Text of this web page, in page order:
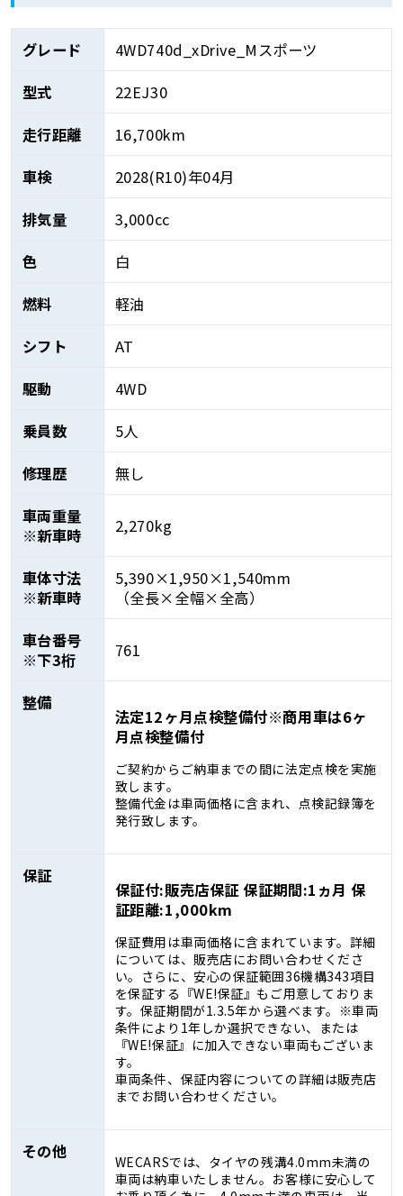
グレード
4WD740d_xDrive_Mスポーツ
型式
22EJ30
走行距離
16,700km
車検
2028(R10)年04月
排気量
3,000cc
色
白
燃料
軽油
シフト
AT
駆動
4WD
乗員数
5人
修理歴
無し
車両重量
※新車時
2,270kg
車体寸法
※新車時
5,390×1,950×1,540mm
（全長×全幅×全高）
車台番号
※下3桁
761
整備
法定12ヶ月点検整備付※商用車は6ヶ
月点検整備付
ご契約からご納車までの間に法定点検を実施
致します。
整備代金は車両価格に含まれ、点検記録簿を
発行致します。
保証
保証付:販売店保証 保証期間:1ヵ月 保
証距離:1,000km
保証費用は車両価格に含まれています。詳細
については、販売店にお問い合わせくださ
い。さらに、安心の保証範囲36機構343項目
を保証する『WE!保証』もご用意しておりま
す。保証期間が1.3.5年から選べます。※車両
条件により1年しか選択できない、または
『WE!保証』に加入できない車両もございま
す。
車両条件、保証内容についての詳細は販売店
までお問い合わせください。
その他
WECARSでは、タイヤの残溝4.0mm未満の
車両は納車いたしません。お客様に安心して